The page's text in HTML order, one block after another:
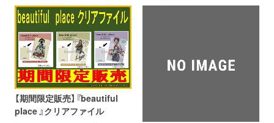
【期間限定販売】『beautiful
place 』クリアファイル